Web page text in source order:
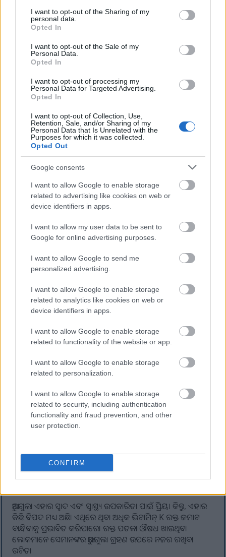
not limited to your visit or usage behaviour. You may click to
grant or deny consent to Google and its third-party tags to
use your data for below specified purposes in below Google
consent section.
I want to opt-out of the Sharing of my
personal data.
Opted In
I want to opt-out of the Sale of my
Personal Data.
Opted In
I want to opt-out of processing my
Personal Data for Targeted Advertising.
Opted In
I want to opt-out of Collection, Use,
Retention, Sale, and/or Sharing of my
Personal Data that Is Unrelated with the
Purposes for which it was collected.
Opted Out
Google consents
I want to allow Google to enable storage
related to advertising like cookies on web or
device identifiers in apps.
I want to allow my user data to be sent to
Google for online advertising purposes.
I want to allow Google to send me
personalized advertising.
I want to allow Google to enable storage
related to analytics like cookies on web or
device identifiers in apps.
I want to allow Google to enable storage
related to functionality of the website or app.
I want to allow Google to enable storage
related to personalization.
I want to allow Google to enable storage
related to security, including authentication
functionality and fraud prevention, and other
user protection.
CONFIRM
ଆପଣଙ୍କ ଖାଦ୍ୟରେ ଆରୁଗୁଲାକୁ ସାମିଲ କରିବା
ଆରୁଗୁଲା ଆପଣଙ୍କ ଖାଦ୍ୟରେ ଗୋଲମରିଚ ସ୍ୱାଦ ଯୋଗ କରେ। ଏହାକୁ
ଅନେକ ଖାଦ୍ୟରେ ମିଶାଇବା ସହଜ, ଯାହା ଆପଣଙ୍କ ଖାଦ୍ୟକୁ ଆକର୍ଷଣୀୟ
ବିଭିନ୍ନ ଉପାୟ ଚେଷ୍ଟା କରିପାରିବେ।
ସାଲାଡ ସହିତ ଆରମ୍ଭ କରନ୍ତୁ, ଯେଉଁଠାରେ ଆରୁଗୁଲା ମୁଖ୍ୟ ଆକର୍ଷଣ
ହୋଇପାରେ କିମ୍ବା ଅନ୍ୟ ସବୁଜ ସହିତ ମିଶ୍ରିତ ହୋଇପାରେ। ଏକ କ୍ରଞ୍ଚି,
ସ୍ୱାଦିଷ୍ଟ ମୋଡ଼ ପାଇଁ ଏହାକୁ ସାଣ୍ଡୱିଚ୍ କିମ୍ବା ରାପ୍ସରେ ଯୋଡନ୍ତୁ। ଏକ
ପୁଷ୍ଟିକର ଏବଂ ସ୍ୱାଦିଷ୍ଟ ଖାଦ୍ୟ ପାଇଁ ପାସ୍ତା ଡିସ୍‌ରେ ଆରୁଗୁଲା, ଚେରି
ଟମାଟୋ ଏବଂ ଗ୍ରୀଲ୍ଡ ଚିକେନ୍ ଚେଷ୍ଟା କରନ୍ତୁ।
ଆରୁଗୁଲାର ସ୍ୱାସ୍ଥ୍ୟ ଲାଭ ବୃଦ୍ଧି କରିବା ପାଇଁ, ଏହାକୁ ଭିଟାମିନ୍ ସି ଯୁକ୍ତ
ଖାଦ୍ୟ ସହିତ ମିଶାଇ ଦିଅନ୍ତୁ। ସାଇଟ୍ରସ୍ ଫଳ, ଗୋଲମରିଚ, କିମ୍ବା
ଟମାଟୋ କେବଳ ସ୍ୱାଦିଷ୍ଟ ନୁହେଁ ବରଂ ଆପଣଙ୍କ ଶରୀରକୁ ଲୌହକୁ ଭଲ
ଭାବରେ ଶୋଷଣ କରିବାରେ ମଧ୍ୟ ସାହାଯ୍ୟ କରେ। ଏହି ଉପାୟ ଆପଣଙ୍କ
ଖାଦ୍ୟକୁ ଆହୁରି ସ୍ୱାସ୍ଥ୍ୟକର କରିପାରିବ।
ଆରୁଗୁଲାକୁ ସ୍ମୁଦିରେ ମିଶାଇ ଏକ ସତେଜ ପାନୀୟ ପ୍ରସ୍ତୁତ କରନ୍ତୁ। ଏହାର
ସାମାନ୍ୟ ତିକ୍ତତା ଫଳ ସହିତ ଭଲ ଭାବରେ ମିଶିଥାଏ, ଆପଣଙ୍କ
ପାନୀୟରେ ପୁଷ୍ଟିକର ପୋଷକ ତତ୍ତ୍ୱ ଯୋଗ କରିଥାଏ। ଆପଣଙ୍କ
ଖାଦ୍ୟରେ ଆରୁଗୁଲାକୁ ଯୋଡ଼ିବା ସହଜ ଏବଂ ମଜାଦାର, ଯାହା ଆପଣଙ୍କୁ
ନୂତନ ସ୍ୱାଦ ଆବିଷ୍କାର କରିବାକୁ ଅନୁମତି ଦିଏ।
ଉଷ୍ମ ପ୍ରାକୃତିକ ଆଲୋକରେ ରୋଷେୟାଙ୍କ ଛୁରୀ ସାହାଯ୍ୟରେ କାଠ
କଟିଙ୍ଗ ବୋର୍ଡରେ ତାଜା ଆରୁଗୁଲା ବାଛୁଥିବା ହାତଗୁଡ଼ିକ।.
ଅଧିକ ସୂଚନା ଏବଂ ଉଚ୍ଚ ରିଜୋଲ୍ୟୁସନ୍ ପାଇଁ ପ୍ରତିଛବି ଉପରେ କ୍ଲିକ୍ କିମ୍ବା
ଆରୁଗୁଲା ଖାଇବାର ସମ୍ଭାବ୍ୟ ବିପଦ
ଆରୁଗୁଲା ଏହାର ସ୍ୱାଦ ଏବଂ ସ୍ୱାସ୍ଥ୍ୟ ଉପକାରିତା ପାଇଁ ପ୍ରିୟ। କିନ୍ତୁ, ଏହାର
କିଛି ବିପଦ ମଧ୍ୟ ଅଛି। ଏଥିରେ ଥିବା ଅଧିକ ଭିଟାମିନ୍ K ରକ୍ତ ଜମାଟ
ବାନ୍ଧିବାକୁ ପ୍ରଭାବିତ କରିପାରେ। ରକ୍ତ ପତଳା ଔଷଧ ଖାଉଥିବା
ଲୋକମାନେ ସେମାନଙ୍କର ଆରୁଗୁଲା ଗ୍ରହଣ ଉପରେ ନଜର ରଖିବା
ଉଚିତ।